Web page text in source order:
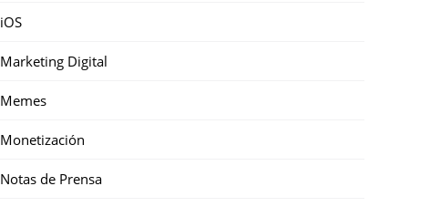
iOS
Marketing Digital
Memes
Monetización
Notas de Prensa